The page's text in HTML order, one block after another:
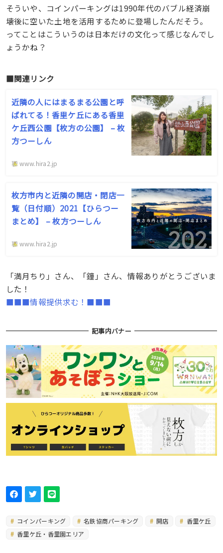
そういや、コインパーキングは1990年代のバブル経済崩
壊後に空いた土地を活用するために登場したんだそう。
ってことはこういうのは日本だけの文化って感じなんでし
ょうかね？
■関連リンク
近隣の人にはまるまる公園と呼
ばれてる！香里ケ丘にある香里
ケ丘西公園【枚方の公園】 – 枚
方つーしん
www.hira2.jp
枚方市内と近隣の開店・閉店一
覧（日付順）2021【ひらつー
まとめ】 – 枚方つーしん
www.hira2.jp
「満月ちり」さん、「鐘」さん、情報ありがとうございま
した！
■■■情報提供求む！■■■
記事内バナー
コインパーキング 名鉄協商パーキング 開店
香里ケ丘
香里ケ丘・香里園エリア